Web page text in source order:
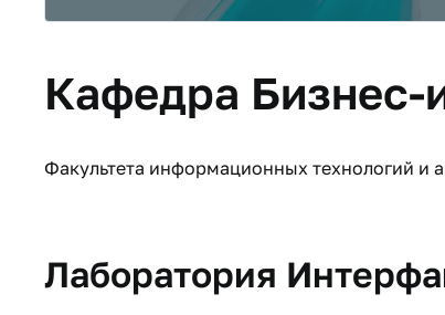
Кафедра Бизнес-
Факультета информационных технологий и
Лаборатория